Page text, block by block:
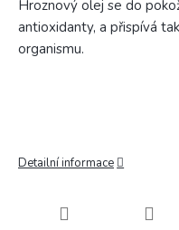
Hroznový olej se do
antioxidanty, a přispívá
organismu.
Detailní informace